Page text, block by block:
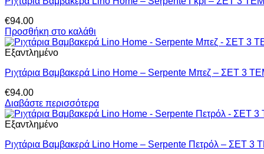
€94.00
Προσθήκη στο καλάθι
Εξαντλημένο
Ριχτάρια Βαμβακερά Lino Home – Serpente Μπεζ – ΣΕΤ 3
€94.00
Διαβάστε περισσότερα
Εξαντλημένο
Ριχτάρια Βαμβακερά Lino Home – Serpente Πετρόλ – ΣΕΤ 3